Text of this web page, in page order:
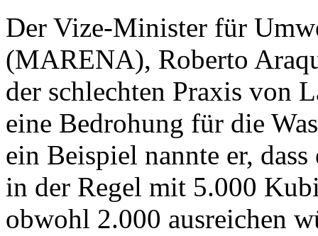
Der Vize-Minister für
(MARENA), Roberto
der schlechten Praxis von
eine Bedrohung für die
ein Beispiel nannte er,
in der Regel mit 5.000
obwohl 2.000 ausreichen